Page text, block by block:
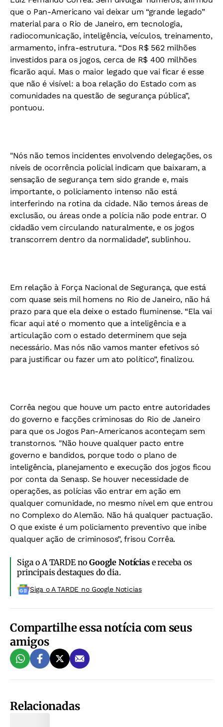
que o Pan-Americano vai deixar um “grande legado”
material para o Rio de Janeiro, em tecnologia,
radiocomunicação, inteligência, veículos, treinamento,
armamento, infra-estrutura. “Dos R$ 562 milhões
investidos para os jogos, cerca de R$ 400 milhões
ficarão aqui. Mas o maior legado que vai ficar é esse
que não é visível: a boa relação do Estado com as
comunidades na questão de segurança pública”,
pontuou.
"Nós não temos incidentes envolvendo delegações, os
níveis de ocorrência policial indicam que baixaram, a
sensação de segurança tem sido grande e, mais
importante, o policiamento intenso não está
interferindo na rotina da cidade. Não temos áreas de
exclusão, ou áreas onde a polícia não pode entrar. O
cidadão vem circulando naturalmente, e os jogos
transcorrem dentro da normalidade”, sublinhou.
Em relação à Força Nacional de Segurança, que está
com quase seis mil homens no Rio de Janeiro, não há
prazo para que ela deixe o estado fluminense. “Ela vai
ficar aqui até o momento que a inteligência e a
articulação com o estado determinem que seja
necessário. Mas nós não vamos manter efetivos só
para justificar ou fazer um ato político”, finalizou.
Corrêa negou que houve um pacto entre autoridades
do governo e facções criminosas do Rio de Janeiro
para que os Jogos Pan-Americanos aconteçam sem
transtornos. "Não houve qualquer pacto entre
governo e bandidos, porque todo o plano de
inteligência, planejamento e execução dos jogos ficou
por conta da Senasp. Se houver necessidade de
operações, as polícias vão entrar em ação em
qualquer comunidade, no mesmo nível em que entrou
no Complexo do Alemão. Não há qualquer pactuação.
O que existe é um policiamento preventivo que inibe
qualquer ação de criminosos”, frisou Corrêa.
Siga o A TARDE noGoogle Notíciase receba os
principais destaques do dia.
Siga o A TARDE no Google Noticias
Compartilhe essa notícia com seus
amigos
Relacionadas